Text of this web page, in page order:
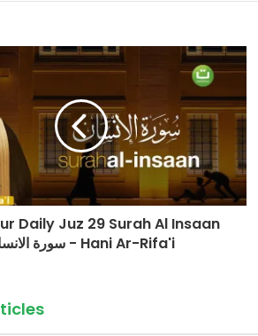
Daily Juz 29 Surah Al Insaan
سورة الانسان - Hani Ar-Rifa'i